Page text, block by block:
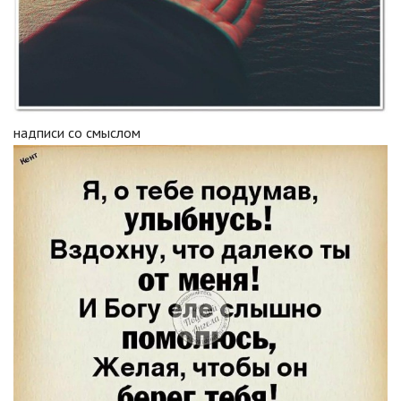
надписи со смыслом